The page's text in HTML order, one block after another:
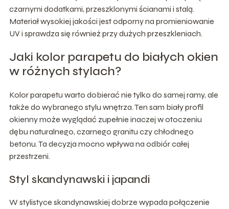
czarnymi dodatkami, przeszklonymi ścianami i stalą.
Materiał wysokiej jakości jest odporny na promieniowanie
UV i sprawdza się również przy dużych przeszkleniach.
Jaki kolor parapetu do białych okien
w różnych stylach?
Kolor parapetu warto dobierać nie tylko do samej ramy, ale
także do wybranego stylu wnętrza. Ten sam biały profil
okienny może wyglądać zupełnie inaczej w otoczeniu
dębu naturalnego, czarnego granitu czy chłodnego
betonu. Ta decyzja mocno wpływa na odbiór całej
przestrzeni.
Styl skandynawski i japandi
W stylistyce skandynawskiej dobrze wypada połączenie